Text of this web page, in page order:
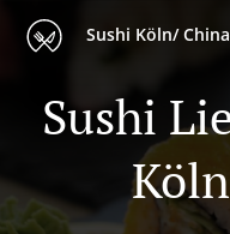
Sushi Köln/
Sushi